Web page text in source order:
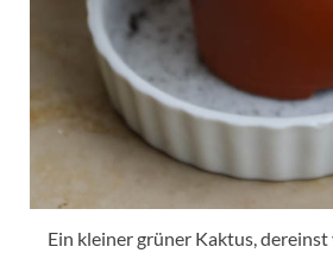
Ein kleiner grüner Kaktus,